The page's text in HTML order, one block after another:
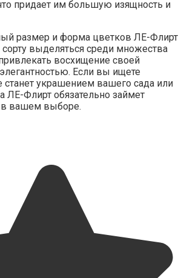
придает им большую изящность и
размер и форма цветков ЛЕ-Флирт
выделяться среди множества
восхищение своей
Если вы ищете
станет украшением вашего сада или
ЛЕ-Флирт обязательно займет
в вашем выборе.